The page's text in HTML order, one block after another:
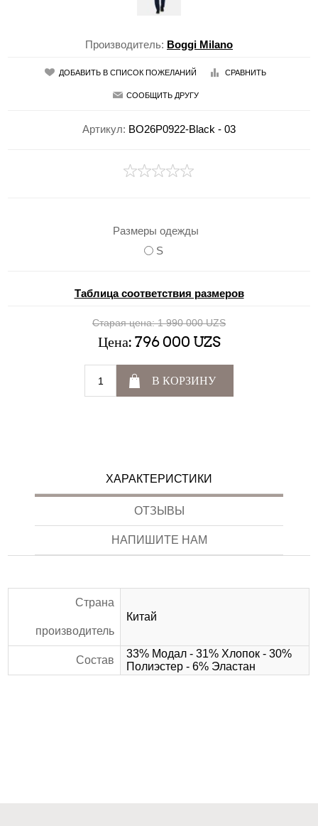
Производитель: Boggi Milano
ДОБАВИТЬ В СПИСОК ПОЖЕЛАНИЙ СРАВНИТЬ
СООБЩИТЬ ДРУГУ
Артикул: BO26P0922-Black - 03
Размеры одежды
S
Таблица соответствия размеров
Старая цена: 1 990 000 UZS
Цена: 796 000 UZS
В КОРЗИНУ
ХАРАКТЕРИСТИКИ
ОТЗЫВЫ
НАПИШИТЕ НАМ
Страна
производитель
Китай
Состав
33% Модал - 31% Хлопок - 30%
Полиэстер - 6% Эластан